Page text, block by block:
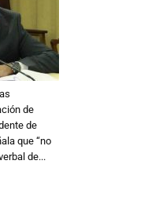
de
de
que “no
de...